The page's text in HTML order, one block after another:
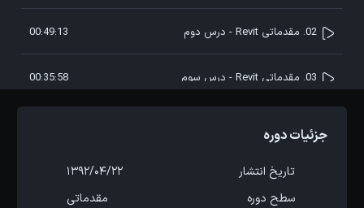
02. مقدماتی Revit - درس دوم 00:49:13
03. مقدماتی Revit - درس سوم 00:35:58
00:38:54
جزئیات دوره
تاریخ انتشار
1392/04/22
سطح دوره
مقدماتی